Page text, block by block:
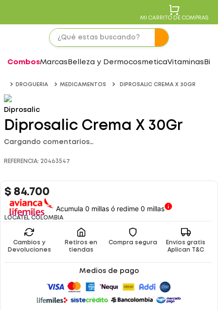
MI CARRITO DE COMPRAS
CombosMarcas Belleza y DermocosmeticaVitaminas
DROGUERIA MEDICAMENTOS DIPROSALIC CREMA X 30GR
Diprosalic
Diprosalic Crema X 30Gr
Cargando comentarios…
REFERENCIA: 20463547
$ 84.700
Acumula 0 millas ó redime 0 millas
LOCATEL COLOMBIA
Cambios y
Devoluciones
Retiros en
tiendas
Compra segura
Envíos gratis
Aplican T&C
Medios de pago